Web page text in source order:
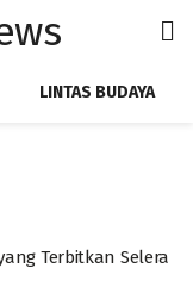
LINTAS BUDAYA
Terbitkan Selera